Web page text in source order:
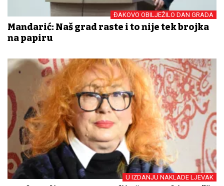
ĐAKOVO OBILJEŽILO DAN GRADA
Mandarić: Naš grad raste i to nije tek brojka
na papiru
U IZDANJU NAKLADE LJEVAK